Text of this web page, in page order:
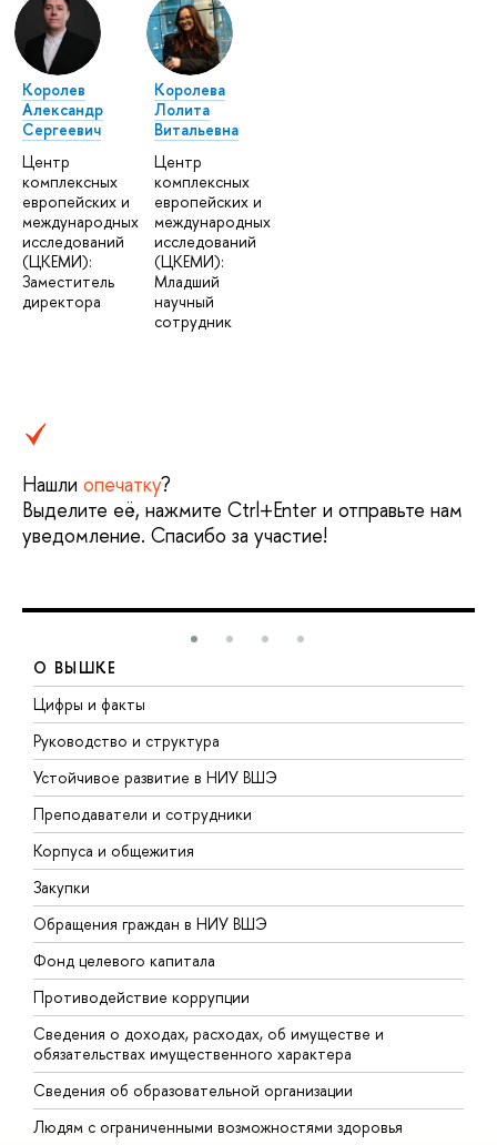
Королев
Александр
Сергеевич
Центр
комплексных
европейских и
международных
исследований
(ЦКЕМИ):
Заместитель
директора
Королева
Лолита
Витальевна
Центр
комплексных
европейских и
международных
исследований
(ЦКЕМИ):
Младший
научный
сотрудник
Нашли опечатку?
Выделите её, нажмите Ctrl+Enter и отправьте нам
уведомление. Спасибо за участие!
О ВЫШКЕ
Цифры и факты
Руководство и структура
Устойчивое развитие в НИУ ВШЭ
Преподаватели и сотрудники
Корпуса и общежития
Закупки
Обращения граждан в НИУ ВШЭ
Фонд целевого капитала
Противодействие коррупции
Сведения о доходах, расходах, об имуществе и
обязательствах имущественного характера
Сведения об образовательной организации
Людям с ограниченными возможностями здоровья